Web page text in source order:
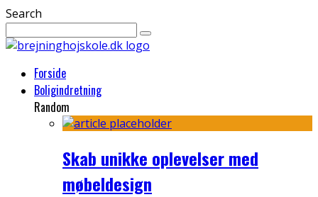
Search
Forside
Boligindretning
Random
Skab unikke oplevelser med
møbeldesign